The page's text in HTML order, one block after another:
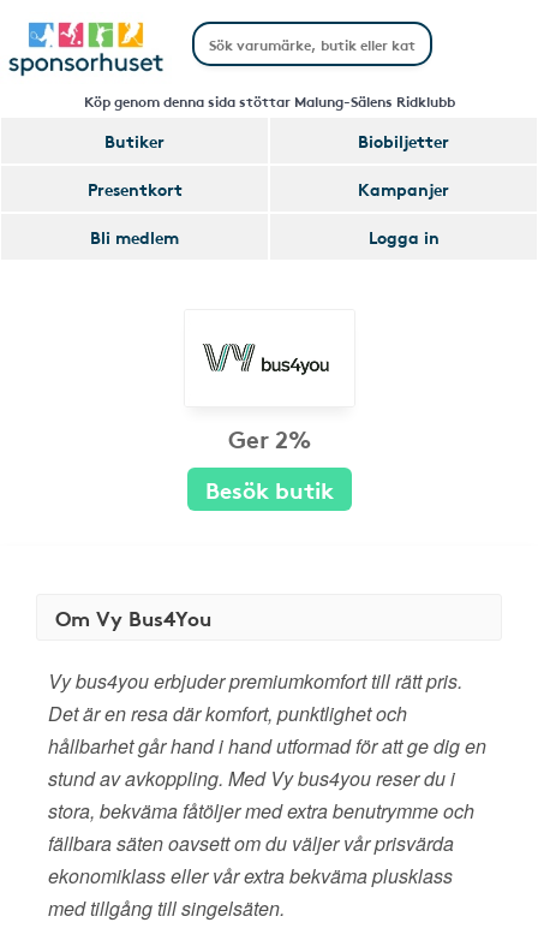
Köp genom denna sida stöttar Malung-Sälens Ridklubb
Butiker
Biobiljetter
Presentkort
Kampanjer
Bli medlem
Logga in
Ger 2%
Besök butik
Om Vy Bus4You
Vy bus4you erbjuder premiumkomfort till rätt pris.
Det är en resa där komfort, punktlighet och
hållbarhet går hand i hand utformad för att ge dig en
stund av avkoppling. Med Vy bus4you reser du i
stora, bekväma fåtöljer med extra benutrymme och
fällbara säten oavsett om du väljer vår prisvärda
ekonomiklass eller vår extra bekväma plusklass
med tillgång till singelsäten.